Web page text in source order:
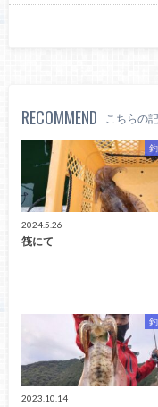
RECOMMEND こちらの
2024.5.26
筏にて
2023.10.14